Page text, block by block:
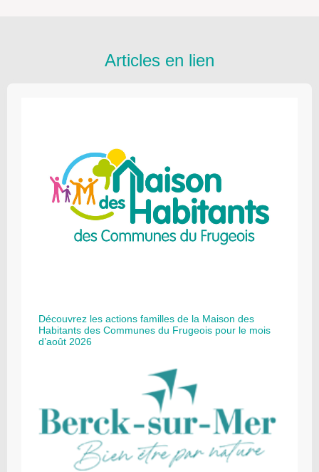
Articles en lien
Découvrez les actions familles de la Maison des
Habitants des Communes du Frugeois pour le mois
d’août 2026